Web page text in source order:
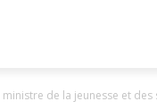
de la jeunesse et